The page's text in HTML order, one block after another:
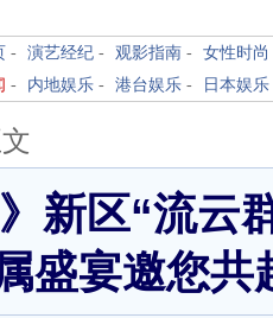
- 演艺经纪 - 观影指南 - 女性时尚
- 内地娱乐 - 港台娱乐 - 日本娱乐
》新区“流云
盛宴邀您共